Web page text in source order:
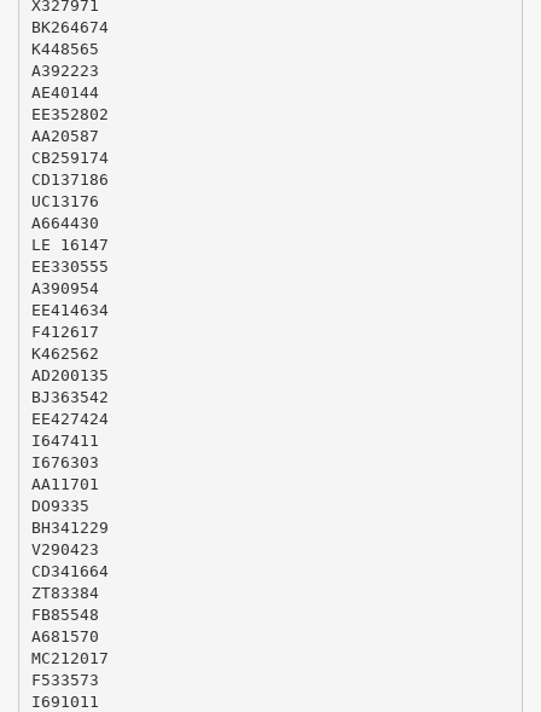
X327971
BK264674
K448565
A392223
AE40144
EE352802
AA20587
CB259174
CD137186
UC13176
A664430
LE 16147
EE330555
A390954
EE414634
F412617
K462562
AD200135
BJ363542
EE427424
I647411
I676303
AA11701
DO9335
BH341229
V290423
CD341664
ZT83384
FB85548
A681570
MC212017
F533573
I691011